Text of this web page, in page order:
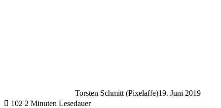
Torsten Schmitt (Pixelaffe)19. Juni 2019
102 2 Minuten Lesedauer